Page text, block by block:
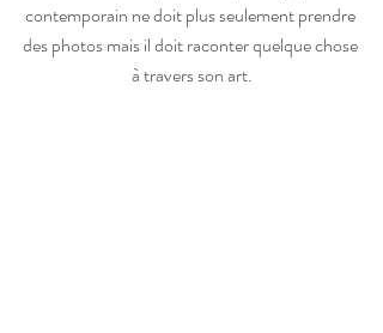
contemporain ne doit plus seulement prendre
des photos mais il doit raconter quelque chose
à travers son art.